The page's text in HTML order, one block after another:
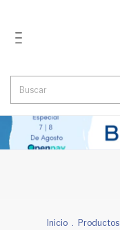
Inicio . Productos